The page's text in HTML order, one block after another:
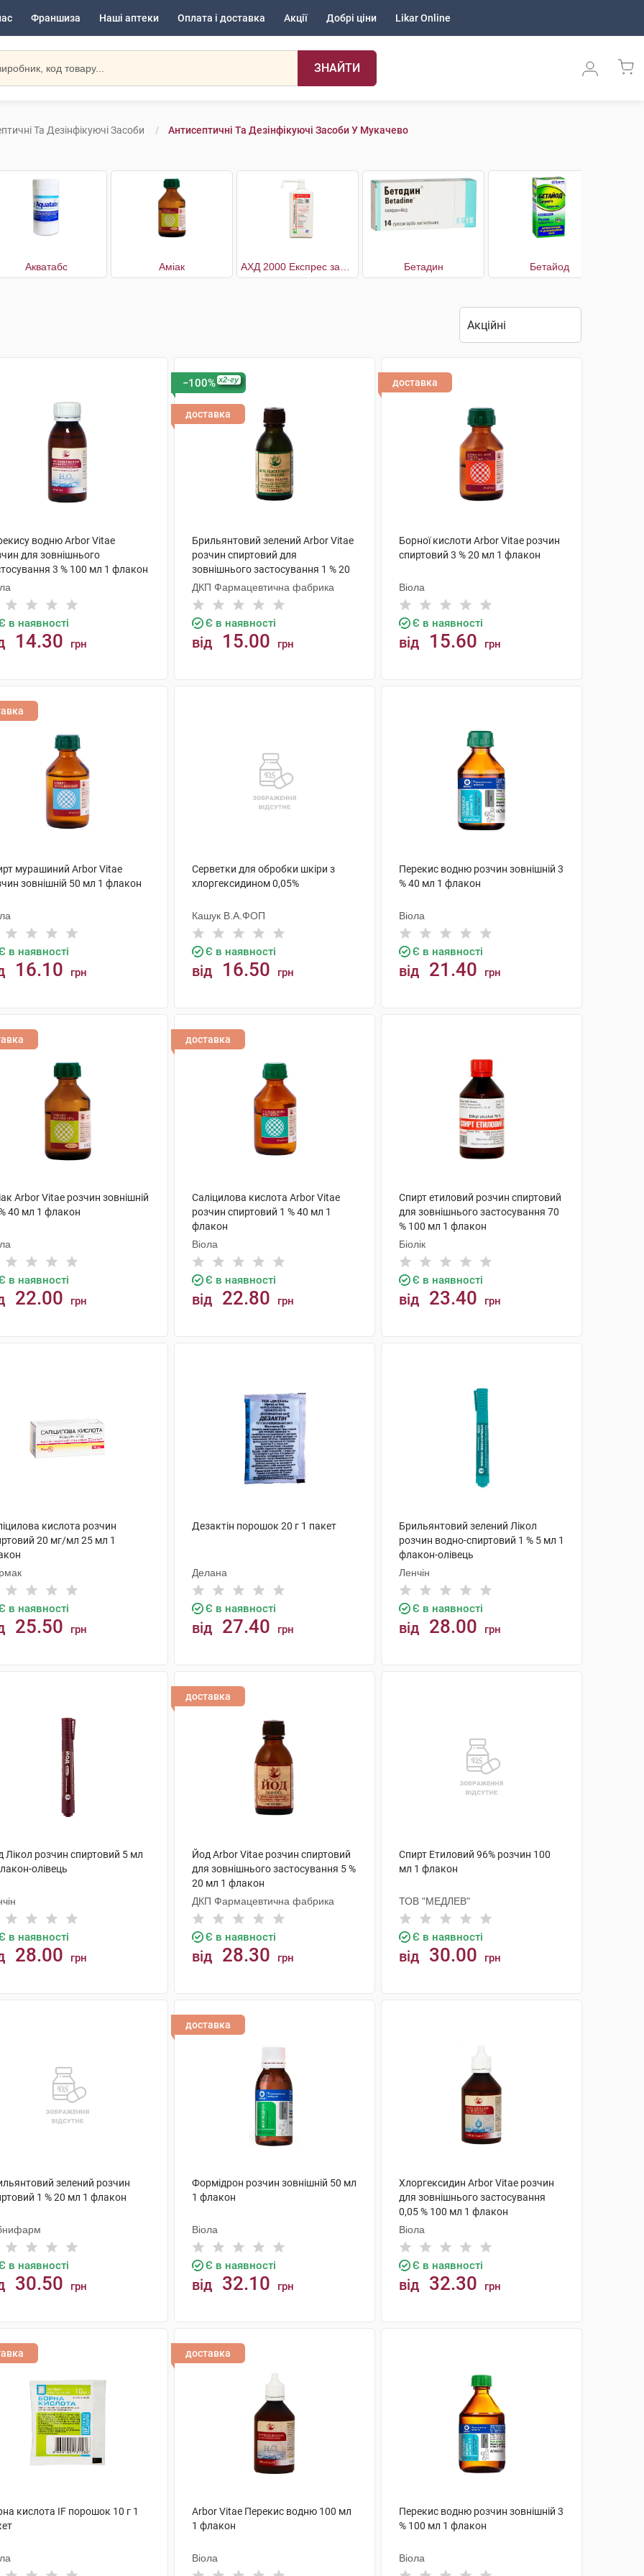
Франшиза Наші аптеки Оплата і доставка Акції Добрі ціни Likar Online
ЗНАЙТИ
Та Дезінфікуючі Засоби Антисептичні Та Дезінфікуючі Засоби У Мукачево
Акватабс Аміак Бетадин Бетайод
водню Arbor Vitae
для зовнішнього
3 % 100 мл 1 флакон
в наявності
14.30 грн
−100% x2-гу
доставка
Брильянтовий зелений Arbor Vitae
розчин спиртовий для
зовнішнього застосування 1 % 20
мл 1 флакон
ДКП Фармацевтична фабрика
Є в наявності
від 15.00 грн
доставка
Борної кислоти Arbor Vitae розчин
спиртовий 3 % 20 мл 1 флакон
Віола
Є в наявності
від 15.60 грн
мурашиний Arbor Vitae
зовнішній 50 мл 1 флакон
в наявності
16.10 грн
Серветки для обробки шкіри з
хлоргексидином 0,05%
Кашук В.А.ФОП
Є в наявності
від 16.50 грн
Перекис водню розчин зовнішній 3
% 40 мл 1 флакон
Віола
Є в наявності
від 21.40 грн
Arbor Vitae розчин зовнішній
40 мл 1 флакон
в наявності
22.00 грн
доставка
Саліцилова кислота Arbor Vitae
розчин спиртовий 1 % 40 мл 1
флакон
Віола
Є в наявності
від 22.80 грн
Спирт етиловий розчин спиртовий
для зовнішнього застосування 70
% 100 мл 1 флакон
Біолік
Є в наявності
від 23.40 грн
кислота розчин
20 мг/мл 25 мл 1
в наявності
25.50 грн
Дезактін порошок 20 г 1 пакет
Делана
Є в наявності
від 27.40 грн
Брильянтовий зелений Лікол
розчин водно-спиртовий 1 % 5 мл 1
флакон-олівець
Ленчін
Є в наявності
від 28.00 грн
Лікол розчин спиртовий 5 мл
олівець
в наявності
28.00 грн
доставка
Йод Arbor Vitae розчин спиртовий
для зовнішнього застосування 5 %
20 мл 1 флакон
ДКП Фармацевтична фабрика
Є в наявності
від 28.30 грн
Спирт Етиловий 96% розчин 100
мл 1 флакон
ТОВ "МЕДЛЕВ"
Є в наявності
від 30.00 грн
зелений розчин
1 % 20 мл 1 флакон
в наявності
30.50 грн
доставка
Формідрон розчин зовнішній 50 мл
1 флакон
Віола
Є в наявності
від 32.10 грн
Хлоргексидин Arbor Vitae розчин
для зовнішнього застосування
0,05 % 100 мл 1 флакон
Віола
Є в наявності
від 32.30 грн
кислота IF порошок 10 г 1
доставка
Arbor Vitae Перекис водню 100 мл
1 флакон
Віола
Перекис водню розчин зовнішній 3
% 100 мл 1 флакон
Віола